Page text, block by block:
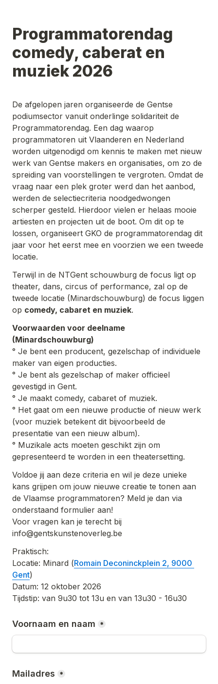
Programmatorendag
comedy, caberat en
muziek 2026
De afgelopen jaren organiseerde de Gentse
podiumsector vanuit onderlinge solidariteit de
Programmatorendag. Een dag waarop
programmatoren uit Vlaanderen en Nederland
worden uitgenodigd om kennis te maken met nieuw
werk van Gentse makers en organisaties, om zo de
spreiding van voorstellingen te vergroten. Omdat de
vraag naar een plek groter werd dan het aanbod,
werden de selectiecriteria noodgedwongen
scherper gesteld. Hierdoor vielen er helaas mooie
artiesten en projecten uit de boot. Om dit op te
lossen, organiseert GKO de programmatorendag dit
jaar voor het eerst mee en voorzien we een tweede
locatie.
Terwijl in de NTGent schouwburg de focus ligt op
theater, dans, circus of performance, zal op de
tweede locatie (Minardschouwburg) de focus liggen
op comedy, cabaret en muziek.
Voorwaarden voor deelname
(Minardschouwburg)
° Je bent een producent, gezelschap of individuele
maker van eigen producties.
° Je bent als gezelschap of maker officieel
gevestigd in Gent.
° Je maakt comedy, cabaret of muziek.
° Het gaat om een nieuwe productie of nieuw werk
(voor muziek betekent dit bijvoorbeeld de
° Muzikale acts moeten geschikt zijn om
gepresenteerd te worden in een theatersetting.
Voldoe jij aan deze criteria en wil je deze unieke
kans grijpen om jouw nieuwe creatie te tonen aan
de Vlaamse programmatoren? Meld je dan via
onderstaand formulier aan!
Voor vragen kan je terecht bij
Praktisch:
Locatie: Minard (Romain Deconinckplein 2, 9000
Gent)
Datum: 12 oktober 2026
Tijdstip: van 9u30 tot 13u en van 13u30 - 16u30
Voornaam en naam *
Mailadres *